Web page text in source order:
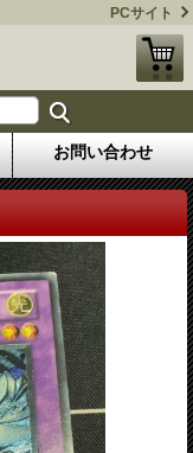
PCサイト
お問い合わせ